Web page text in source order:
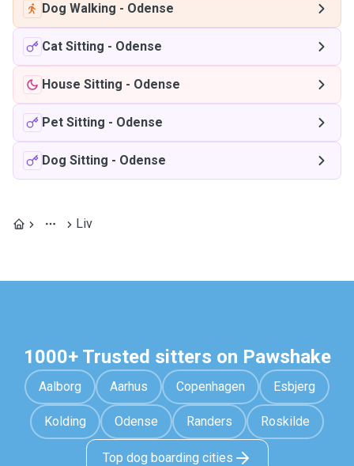
Dog Walking - Odense
Cat Sitting - Odense
House Sitting - Odense
Pet Sitting - Odense
Dog Sitting - Odense
Liv
1000+ Trusted sitters on Pawshake
Aalborg Aarhus Copenhagen Esbjerg
Kolding Odense Randers Roskilde
Top dog boarding cities